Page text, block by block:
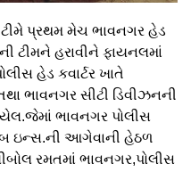
પ્રથમ મેચ ભાવનગર હેડ
ટીમને હરાવીને ફાયનલમાં
હેડ કવાર્ટર ખાતે
ભાવનગર સીટી ડિવીઝનની
ભાવનગર પોલીસ
ઇન્સ.ની આગેવાની હેઠળ
રમતમાં ભાવનગર,પોલીસ